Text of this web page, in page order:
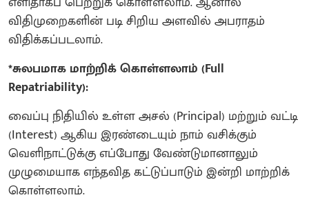
விதிமுறைகளின் படி சிறிய அளவில் அபராதம்
விதிக்கப்படலாம்.
*சுலபமாக மாற்றிக் கொள்ளலாம் (Full
Repatriability):
வைப்பு நிதியில் உள்ள அசல் (Principal) மற்றும் வட்டி
(Interest) ஆகிய இரண்டையும் நாம் வசிக்கும்
வெளிநாட்டுக்கு எப்போது வேண்டுமானாலும்
முழுமையாக எந்தவித கட்டுப்பாடும் இன்றி மாற்றிக்
கொள்ளலாம்.